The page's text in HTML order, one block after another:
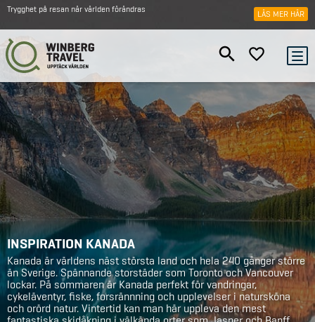
Trygghet på resan när världen förändras LÄS MER HÄR
INSPIRATION KANADA
Kanada är världens näst största land och hela 240 gånger större
än Sverige. Spännande storstäder som Toronto och Vancouver
lockar. På sommaren är Kanada perfekt för vandringar,
cykeläventyr, fiske, forsrännning och upplevelser i natursköna
och orörd natur. Vintertid kan man här uppleva den mest